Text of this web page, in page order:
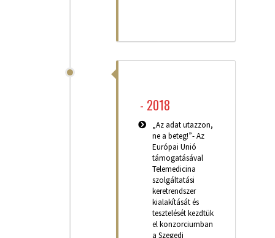
- 2018
„Az adat utazzon,
ne a beteg!”- Az
Európai Unió
támogatásával
Telemedicina
szolgáltatási
keretrendszer
kialakítását és
tesztelését kezdtük
el konzorciumban
a Szegedi